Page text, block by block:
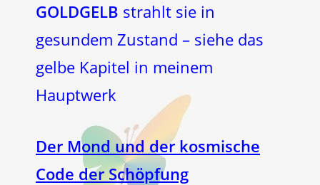
GOLDGELB strahlt sie in
gesundem Zustand – siehe das
gelbe Kapitel in meinem
Hauptwerk
Der Mond und der kosmische
Code der Schöpfung